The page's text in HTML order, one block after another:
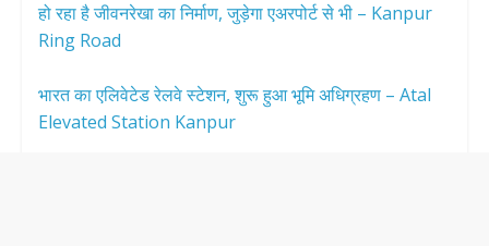
हो रहा है जीवनरेखा का निर्माण, जुड़ेगा एअरपोर्ट से भी – Kanpur
Ring Road
भारत का एलिवेटेड रेलवे स्टेशन, शुरू हुआ भूमि अधिग्रहण – Atal
Elevated Station Kanpur